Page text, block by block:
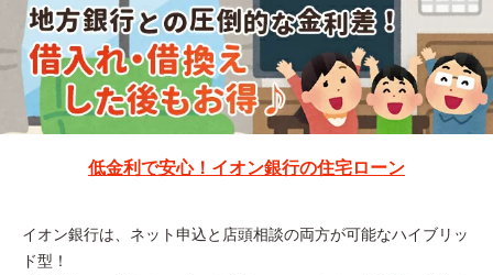
低金利で安心！イオン銀行の住宅ローン
イオン銀行は、ネット申込と店頭相談の両方が可能なハイブリッ
ド型！